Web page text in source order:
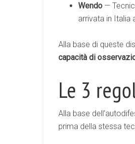
Wendo —
arrivata in Italia
Alla base di queste
capacità di
Le 3
Alla base
prima della stessa